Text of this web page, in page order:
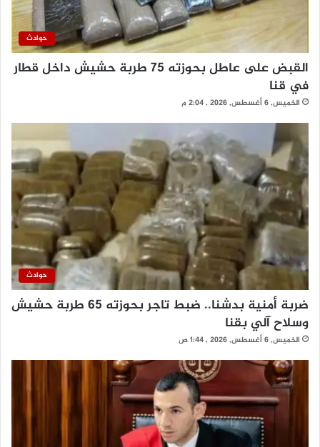
حوادث
القبض على عاطل بحوزته 75 طربة حشيش داخل قطار
في قنا
الخميس, 6 أغسطس, 2026 , 2:04 م
حوادث
ضربة أمنية بدشنا.. ضبط تاجر بحوزته 65 طربة حشيش
وسلاح آلي بقنا
الخميس, 6 أغسطس, 2026 , 1:44 ص